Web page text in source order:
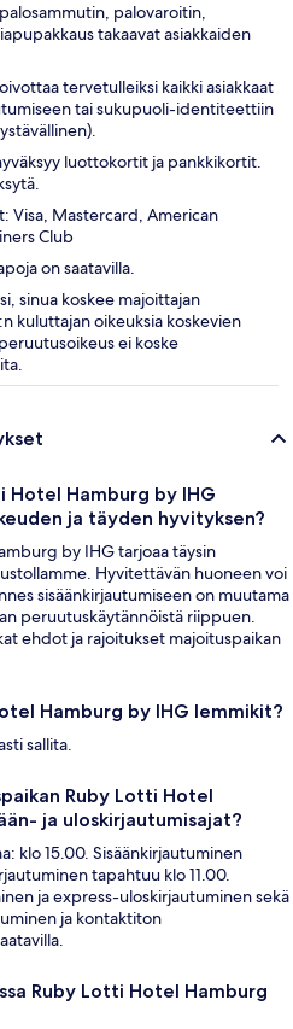
palovaroitin,
takaavat asiakkaiden
tervetulleiksi kaikki asiakkaat
tai sukupuoli-identiteettiin
luottokortit ja pankkikortit.
Visa, Mastercard, American
Club
on saatavilla.
sinua koskee majoittajan
kuluttajan oikeuksia koskevien
ei koske
Hotel Hamburg by IHG
ja täyden hyvityksen?
by IHG tarjoaa täysin
Hyvitettävän huoneen voi
sisäänkirjautumiseen on muutama
peruutuskäytännöistä riippuen.
ehdot ja rajoitukset majoituspaikan
Hamburg by IHG lemmikit?
sallita.
Ruby Lotti Hotel
ja uloskirjautumisajat?
klo 15.00. Sisäänkirjautuminen
tapahtuu klo 11.00.
ja express-uloskirjautuminen sekä
ja kontaktiton
Ruby Lotti Hotel Hamburg